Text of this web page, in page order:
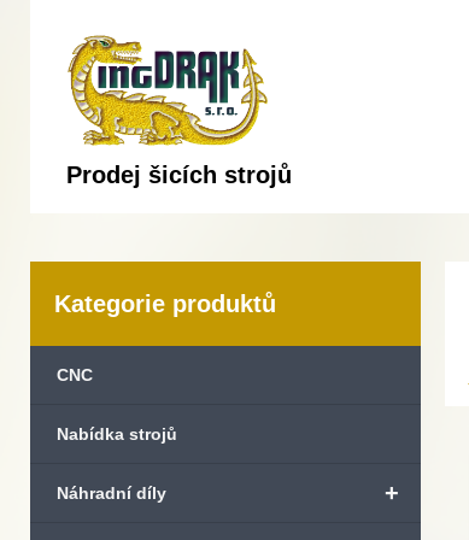
Prodej šicích strojů
Kategorie produktů
CNC
Nabídka strojů
+
Náhradní díly